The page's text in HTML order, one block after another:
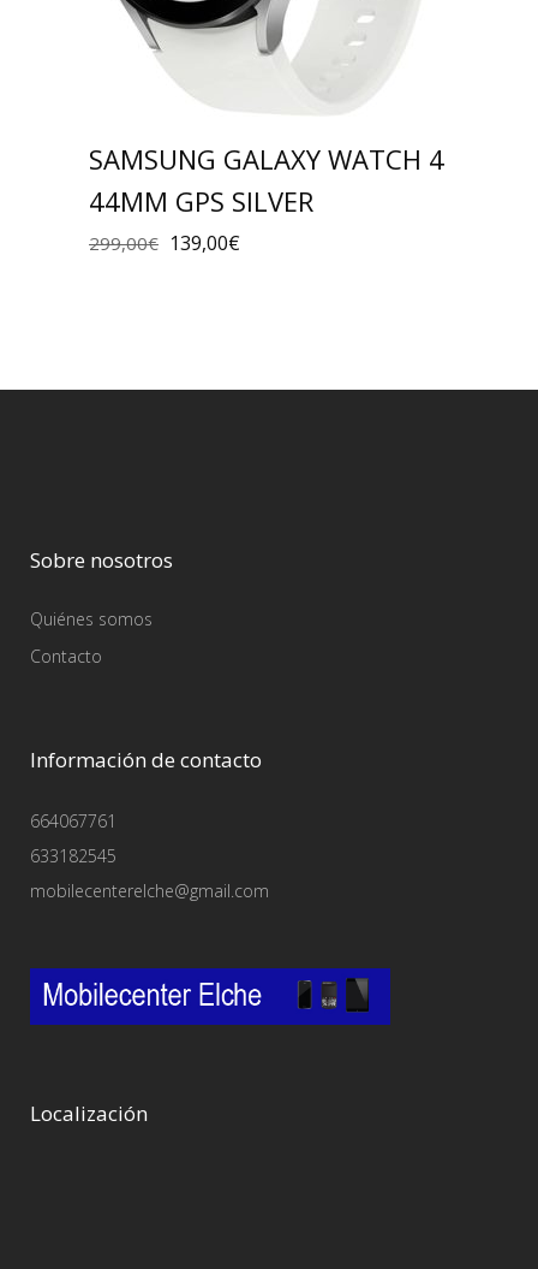
SAMSUNG GALAXY WATCH 4
44MM GPS SILVER
299,00€ 139,00€
Sobre nosotros
Quiénes somos
Contacto
Información de contacto
664067761
633182545
mobilecenterelche@gmail.com
Localización